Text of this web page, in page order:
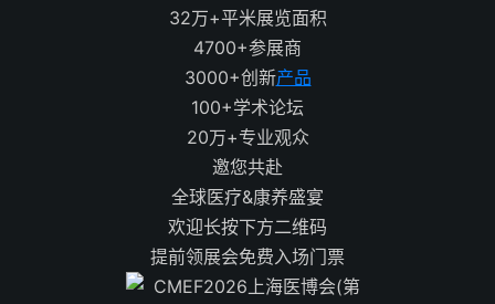
32万+平米展览面积
4700+参展商
3000+创新产品
100+学术论坛
20万+专业观众
邀您共赴
全球医疗&康养盛宴
欢迎长按下方二维码
提前领展会免费入场门票